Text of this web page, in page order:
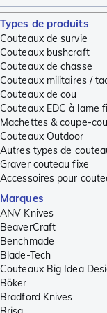
Types de produits
Couteaux de survie
Couteaux bushcraft
Couteaux de chasse
Couteaux militaires /
Couteaux de cou
Couteaux EDC à lame
Machettes & coupe-
Couteaux Outdoor
Autres types de
Graver couteau fixe
Accessoires pour
Marques
ANV Knives
BeaverCraft
Benchmade
Blade-Tech
Couteaux Big Idea
Böker
Bradford Knives